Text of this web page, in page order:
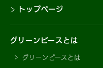
トップページ
グリーンピースとは
グリーンピースとは